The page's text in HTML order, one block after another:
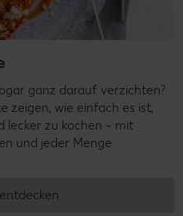
ganz darauf verzichten?
zeigen, wie einfach es ist,
lecker zu kochen – mit
und jeder Menge